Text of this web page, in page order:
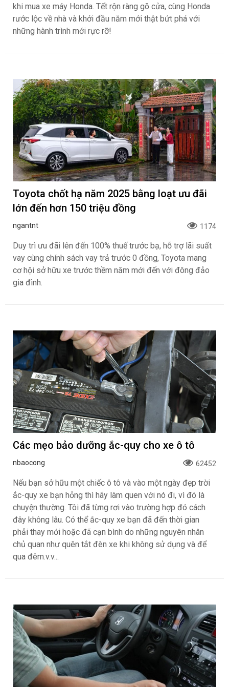
khi mua xe máy Honda. Tết rộn ràng gõ cửa, cùng Honda
rước lộc về nhà và khởi đầu năm mới thật bứt phá với
những hành trình mới rực rỡ!
Toyota chốt hạ năm 2025 bằng loạt ưu đãi
lớn đến hơn 150 triệu đồng
ngantnt 1174
Duy trì ưu đãi lên đến 100% thuế trước bạ, hỗ trợ lãi suất
vay cùng chính sách vay trả trước 0 đồng, Toyota mang
cơ hội sở hữu xe trước thềm năm mới đến với đông đảo
gia đình.
Các mẹo bảo dưỡng ắc-quy cho xe ô tô
nbaocong 62452
Nếu bạn sở hữu một chiếc ô tô và vào một ngày đẹp trời
ắc-quy xe bạn hỏng thì hãy làm quen với nó đi, vì đó là
chuyện thường. Tôi đã từng rơi vào trường hợp đó cách
đây không lâu. Có thể ắc-quy xe bạn đã đến thời gian
phải thay mới hoặc đã cạn bình do những nguyên nhân
chủ quan như quên tắt đèn xe khi không sử dụng và để
qua đêm.v.v...